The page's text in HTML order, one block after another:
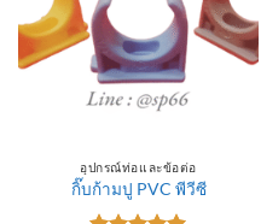
อุปกรณ์ท่อและข้อต่อ
กิ๊บก้ามปู PVC พีวีซี